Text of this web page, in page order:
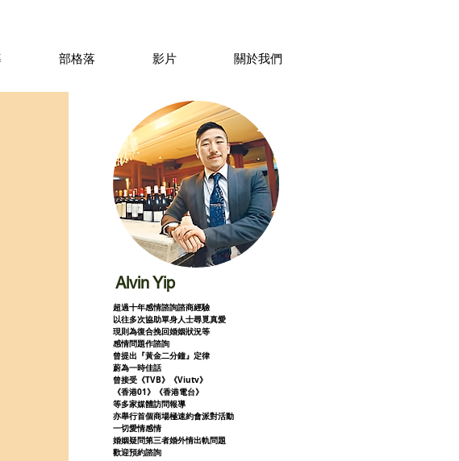
部格落 影片 關於我們
Alvin Yip
超過十年感情諮詢諮商經驗
以往多次協助單身人士尋覓真愛
現則為復合挽回婚姻狀況等
感情問題作諮詢
曾提出『黃金二分鐘』定律
蔚為一時佳話
曾接受《TVB》《Viutv》
《香港01》
《香港電台》
等多家媒體訪問報導
亦舉行首個商場極速約會派對活動
一切愛情感情
婚姻疑問第三者婚外情出軌問題
歡迎預約諮詢